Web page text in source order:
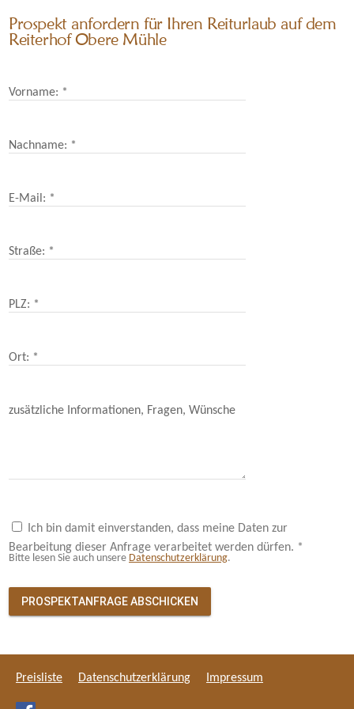
Prospekt anfordern für Ihren Reiturlaub auf dem
Reiterhof Obere Mühle
Vorname: *
Nachname: *
E-Mail: *
Straße: *
PLZ: *
Ort: *
zusätzliche Informationen, Fragen, Wünsche
Ich bin damit einverstanden, dass meine Daten zur
Bearbeitung dieser Anfrage verarbeitet werden dürfen. *
Bitte lesen Sie auch unsere Datenschutzerklärung.
PROSPEKTANFRAGE ABSCHICKEN
Preisliste Datenschutzerklärung Impressum